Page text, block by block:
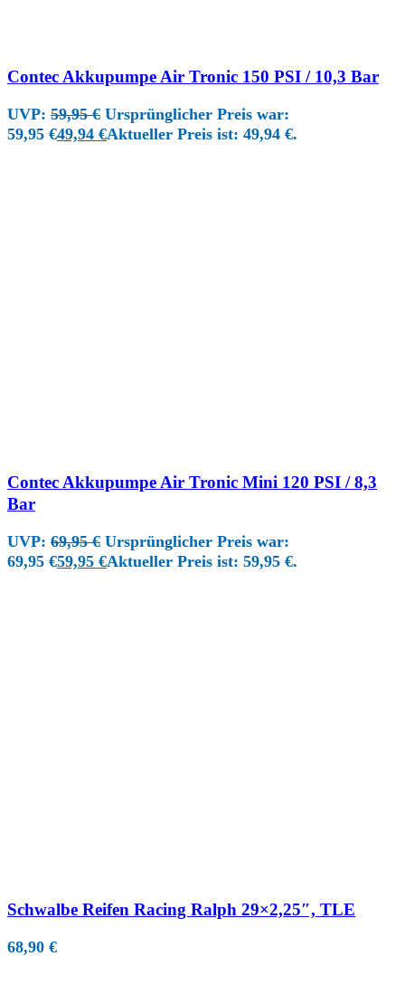
Contec Akkupumpe Air Tronic 150 PSI / 10,3 Bar
UVP: 59,95€ Ursprünglicher Preis war:
59,95 €49,94 €Aktueller Preis ist: 49,94 €.
Contec Akkupumpe Air Tronic Mini 120 PSI / 8,3
Bar
UVP: 69,95€ Ursprünglicher Preis war:
69,95 €59,95 €Aktueller Preis ist: 59,95 €.
Schwalbe Reifen Racing Ralph 29×2,25″, TLE
68,90 €